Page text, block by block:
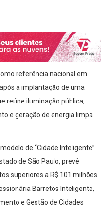
referência nacional em
a implantação de uma
reúne iluminação pública,
e geração de energia limpa
de “Cidade Inteligente”
de São Paulo, prevê
superiores a R$ 101 milhões.
Barretos Inteligente,
e Gestão de Cidades